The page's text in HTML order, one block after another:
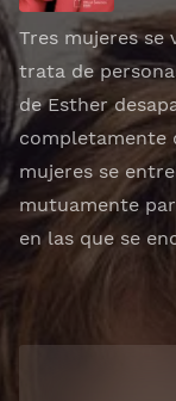
Tres mujeres se
trata de
de Esther
completamente
mujeres se
mutuamente
en las que se